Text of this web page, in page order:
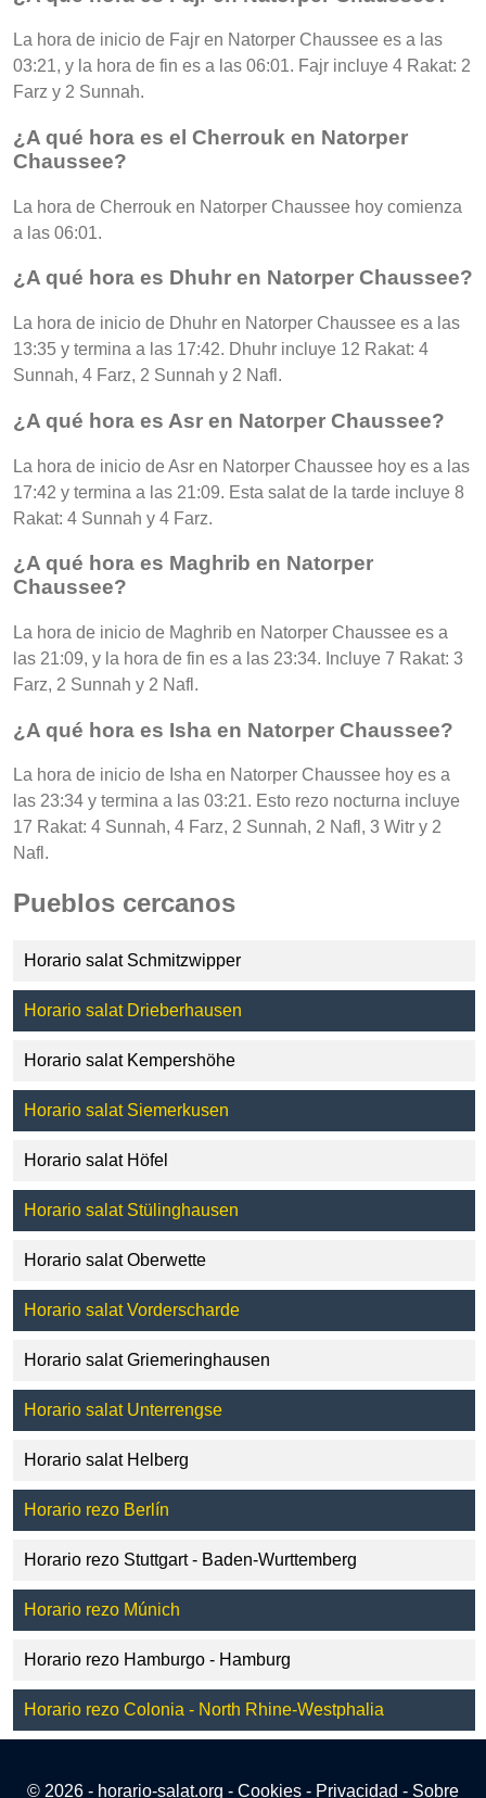
La hora de inicio de Fajr en Natorper Chaussee es a las
03:21, y la hora de fin es a las 06:01. Fajr incluye 4 Rakat: 2
Farz y 2 Sunnah.
¿A qué hora es el Cherrouk en Natorper
Chaussee?
La hora de Cherrouk en Natorper Chaussee hoy comienza
a las 06:01.
¿A qué hora es Dhuhr en Natorper Chaussee?
La hora de inicio de Dhuhr en Natorper Chaussee es a las
13:35 y termina a las 17:42. Dhuhr incluye 12 Rakat: 4
Sunnah, 4 Farz, 2 Sunnah y 2 Nafl.
¿A qué hora es Asr en Natorper Chaussee?
La hora de inicio de Asr en Natorper Chaussee hoy es a las
17:42 y termina a las 21:09. Esta salat de la tarde incluye 8
Rakat: 4 Sunnah y 4 Farz.
¿A qué hora es Maghrib en Natorper
Chaussee?
La hora de inicio de Maghrib en Natorper Chaussee es a
las 21:09, y la hora de fin es a las 23:34. Incluye 7 Rakat: 3
Farz, 2 Sunnah y 2 Nafl.
¿A qué hora es Isha en Natorper Chaussee?
La hora de inicio de Isha en Natorper Chaussee hoy es a
las 23:34 y termina a las 03:21. Esto rezo nocturna incluye
17 Rakat: 4 Sunnah, 4 Farz, 2 Sunnah, 2 Nafl, 3 Witr y 2
Nafl.
Pueblos cercanos
Horario salat Schmitzwipper
Horario salat Drieberhausen
Horario salat Kempershöhe
Horario salat Siemerkusen
Horario salat Höfel
Horario salat Stülinghausen
Horario salat Oberwette
Horario salat Vorderscharde
Horario salat Griemeringhausen
Horario salat Unterrengse
Horario salat Helberg
Horario rezo Berlín
Horario rezo Stuttgart - Baden-Wurttemberg
Horario rezo Múnich
Horario rezo Hamburgo - Hamburg
Horario rezo Colonia - North Rhine-Westphalia
© 2026 - horario-salat.org - Cookies - Privacidad - Sobre